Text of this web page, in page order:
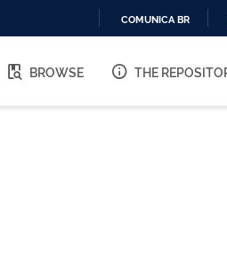
O
COMUNICA BR
BROWSE THE